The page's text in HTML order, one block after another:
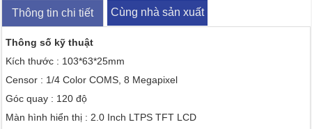
Thông tin chi tiết Cùng nhà sản xuất
Thông số kỹ thuật
Kích thước : 103*63*25mm
Censor : 1/4 Color COMS, 8 Megapixel
Góc quay : 120 độ
Màn hình hiển thị : 2.0 Inch LTPS TFT LCD